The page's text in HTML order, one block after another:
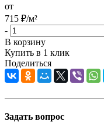
от
715 ₽/м²
-
В корзину
Купить в 1 клик
Поделиться
Задать вопрос